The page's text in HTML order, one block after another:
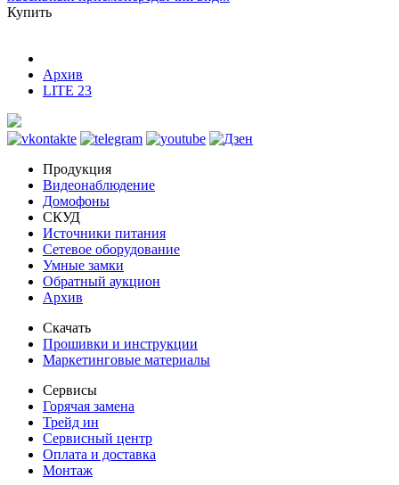
Купить
Архив
LITE 23
Продукция
Видеонаблюдение
Домофоны
СКУД
Источники питания
Сетевое оборудование
Умные замки
Обратный аукцион
Архив
Скачать
Прошивки и инструкции
Маркетинговые материалы
Сервисы
Горячая замена
Трейд ин
Сервисный центр
Оплата и доставка
Монтаж